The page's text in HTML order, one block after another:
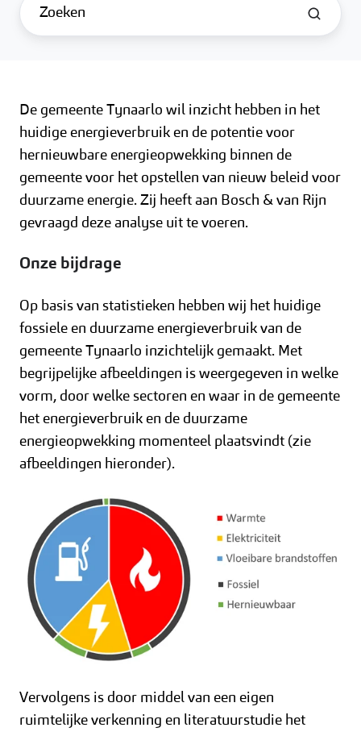
De gemeente Tynaarlo wil inzicht hebben in het
huidige energieverbruik en de potentie voor
hernieuwbare energieopwekking binnen de
gemeente voor het opstellen van nieuw beleid voor
duurzame energie. Zij heeft aan Bosch & van Rijn
gevraagd deze analyse uit te voeren.
Onze bijdrage
Op basis van statistieken hebben wij het huidige
fossiele en duurzame energieverbruik van de
gemeente Tynaarlo inzichtelijk gemaakt. Met
begrijpelijke afbeeldingen is weergegeven in welke
vorm, door welke sectoren en waar in de gemeente
het energieverbruik en de duurzame
energieopwekking momenteel plaatsvindt (zie
afbeeldingen hieronder).
Vervolgens is door middel van een eigen
ruimtelijke verkenning en literatuurstudie het